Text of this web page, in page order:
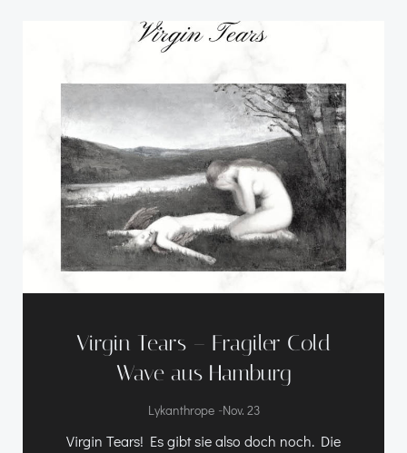
Virgin Tears – Fragiler Cold
Wave aus Hamburg
Lykanthrope -Nov. 23
Virgin Tears! Es gibt sie also doch noch. Die